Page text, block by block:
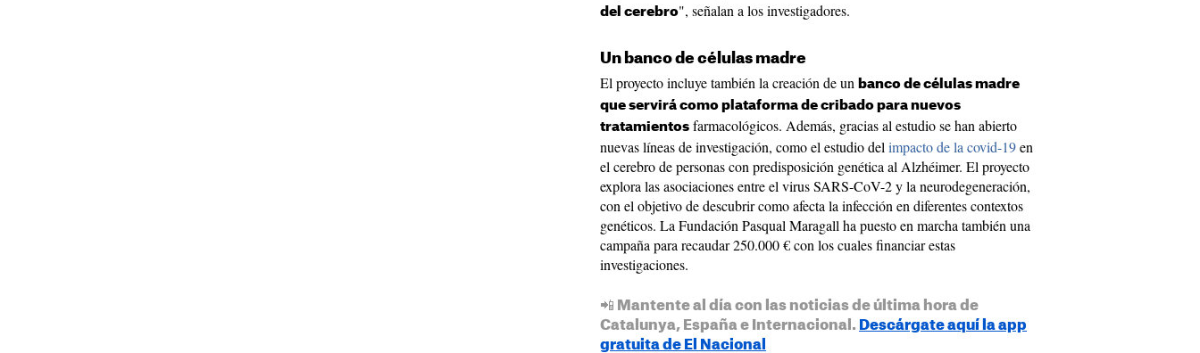
del cerebro", señalan a los investigadores.
Un banco de células madre
El proyecto incluye también la creación de un banco de células madre
que servirá como plataforma de cribado para nuevos
tratamientos farmacológicos. Además, gracias al estudio se han abierto
nuevas líneas de investigación, como el estudio del impacto de la covid-19en
el cerebro de personas con predisposición genética al Alzhéimer. El proyecto
explora las asociaciones entre el virus SARS-CoV-2 y la neurodegeneración,
con el objetivo de descubrir como afecta la infección en diferentes contextos
genéticos. La Fundación Pasqual Maragall ha puesto en marcha también una
campaña para recaudar 250.000 € con los cuales financiar estas
investigaciones.
📲 Mantente al día con las noticias de última hora de
Catalunya, España e Internacional. Descárgate aquí la app
gratuita de El Nacional